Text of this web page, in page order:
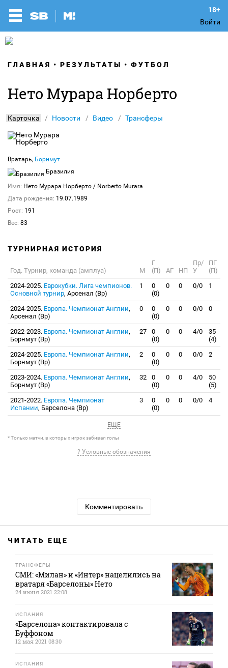
Войти
ГЛАВНАЯ РЕЗУЛЬТАТЫ ФУТБОЛ
Нето Мурара Норберто
Карточка Новости Видео Трансферы
Вратарь, Борнмут
Бразилия
Имя: Нето Мурара Норберто / Norberto Murara
Дата рождения: 19.07.1989
Рост: 191
Вес: 83
ТУРНИРНАЯ ИСТОРИЯ
Год. Турнир, команда (амплуа) М
Г
(П)
АГ НП
Пр/
У
ПГ
(П)
2024-2025. Еврокубки. Лига чемпионов.
Основной турнир, Арсенал (Вр)
1
0
(0)
0 0 0/0 1
2024-2025. Европа. Чемпионат Англии,
Арсенал (Вр)
0
0
(0)
0 0 0/0 0
2022-2023. Европа. Чемпионат Англии,
Борнмут (Вр)
27
0
(0)
0 0 4/0
35
(4)
2024-2025. Европа. Чемпионат Англии,
Борнмут (Вр)
2
0
(0)
0 0 0/0 2
2023-2024. Европа. Чемпионат Англии,
Борнмут (Вр)
32
0
(0)
0 0 4/0
50
(5)
2021-2022. Европа. Чемпионат
Испании, Барселона (Вр)
3
0
(0)
0 0 0/0 4
ЕЩЕ
* Только матчи, в которых игрок забивал голы
? Условные обозначения
Комментировать
ЧИТАТЬ ЕЩЕ
ТРАНСФЕРЫ
СМИ: «Милан» и «Интер» нацелились на
вратаря «Барселоны» Нето
24 июня 2021 22:08
ИСПАНИЯ
«Барселона» контактировала с
Буффоном
12 мая 2021 08:30
ИСПАНИЯ